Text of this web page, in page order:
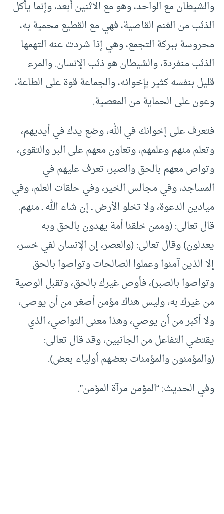
والشيطان مع الواحد، وهو مع الاثنين أبعد، وإنما يأكل
الذئب من الغنم القاصية، فهي مع القطيع محمية به،
محروسة ببركة التجمع، وهي إذا شردت عنه التهمها
الذئب منفردة، والشيطان هو ذئب الإنسان. والمرء
قليل بنفسه كثير بإخوانه، والجماعة قوة على الطاعة،
وعون على الحماية من المعصية.
فتعرف على إخوانك في الله، وضع يدك في أيديهم،
وتعلم منهم وعلمهم، وتعاون معهم على البر والتقوى،
وتواص معهم بالحق والصبر، تعرف عليهم في
المساجد، وفي مجالس الخير، وفي حلقات العلم، وفي
ميادين الدعوة، ولا تخلو الأرض ـ إن شاء الله ـ منهم.
قال تعالى: (وممن خلقنا أمة يهدون بالحق وبه
يعدلون) وقال تعالى: (والعصر، إن الإنسان لفي خسر،
إلا الذين آمنوا وعملوا الصالحات وتواصوا بالحق
وتواصوا بالصبر)، فأوص غيرك بالحق، وتقبل الوصية
من غيرك به، وليس هناك مؤمن أصغر من أن يوصى،
ولا أكبر من أن يوصي، وهذا معنى التواصي، الذي
يقتضي التفاعل من الجانبين، وقد قال تعالى:
(والمؤمنون والمؤمنات بعضهم أولياء بعض).
وفي الحديث: “المؤمن مرآة المؤمن”.